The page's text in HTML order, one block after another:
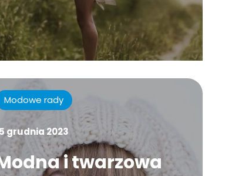
Modowe rady
grudnia 2023
i twarzowa